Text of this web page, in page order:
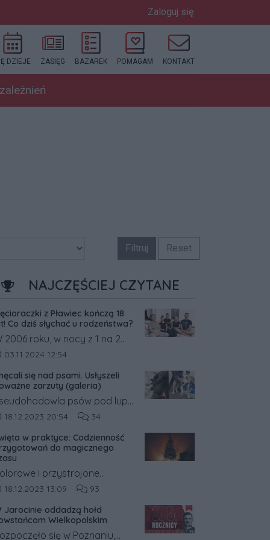
Zaloguj się
DZIEJE ZASIĘG BAZAREK POMAGAM KONTAKT
Filtruj Reset
NAJCZĘŚCIEJ CZYTANE
z Pławiec kończą 18
Co dziś słychać u rodzeństwa?
2006 roku, w nocy z 1 na 2
w Pławcach w
pięcioraczki.
dodania artykułu:
03.11.2024 12:54
się nad psami. Usłyszeli
zarzuty (galeria)
psów pod lupą
Była ona
w gm. Książ
w pow. śremskim.
jej trop wpadli inspektorzy
którzy o sprawie
policję.
dodania artykułu:
18.12.2023 20:54 Liczba komentarzy artykułu:
34
w praktyce: Codzienność
do magicznego
i przystrojone
dekoracjami
przejść obok nich
dodania artykułu:
18.12.2023 13:09 Liczba komentarzy artykułu:
93
Jarocinie oddadzą hołd
Wielkopolskim
się w Poznaniu,